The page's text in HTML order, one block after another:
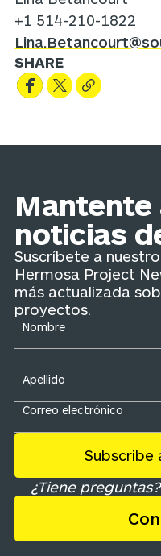
+1 514-210-1822
SHARE
Mantente
noticias
Suscríbete a
Hermosa Project
más actualizada
proyectos.
¿Tiene